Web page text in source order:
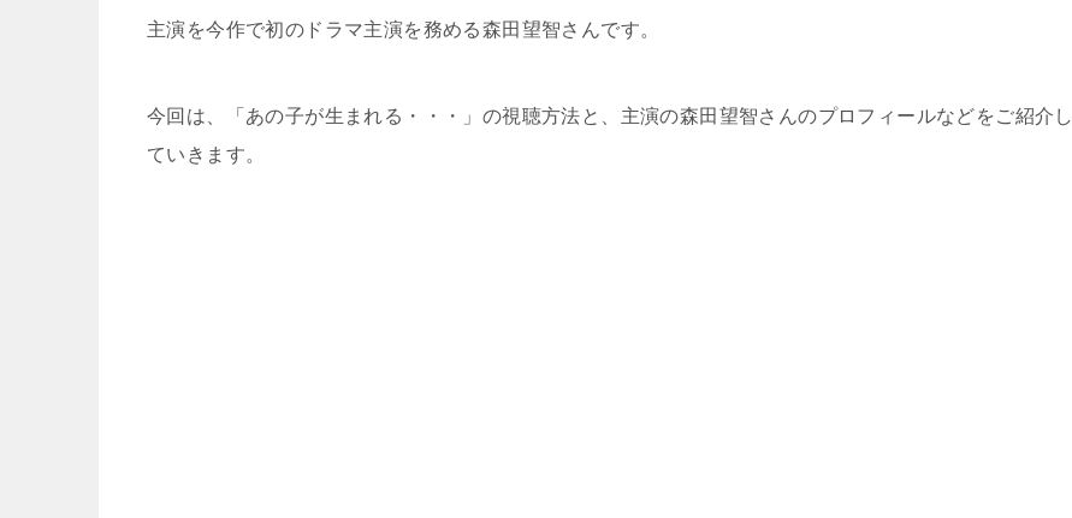
主演を今作で初のドラマ主演を務める森田望智さんです。
今回は、「あの子が生まれる・・・」の視聴方法と、主演の森田望智さんのプロフィールなどをご紹介し
ていきます。